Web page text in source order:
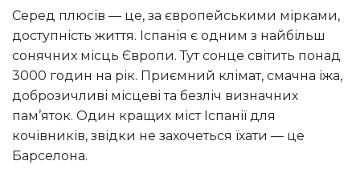
Серед плюсів — це, за європейськими мірками,
доступність життя. Іспанія є одним з найбільш
сонячних місць Європи. Тут сонце світить понад
3000 годин на рік. Приємний клімат, смачна їжа,
доброзичливі місцеві та безліч визначних
пам’яток. Один кращих міст Іспанії для
кочівників, звідки не захочеться їхати — це
Барселона.